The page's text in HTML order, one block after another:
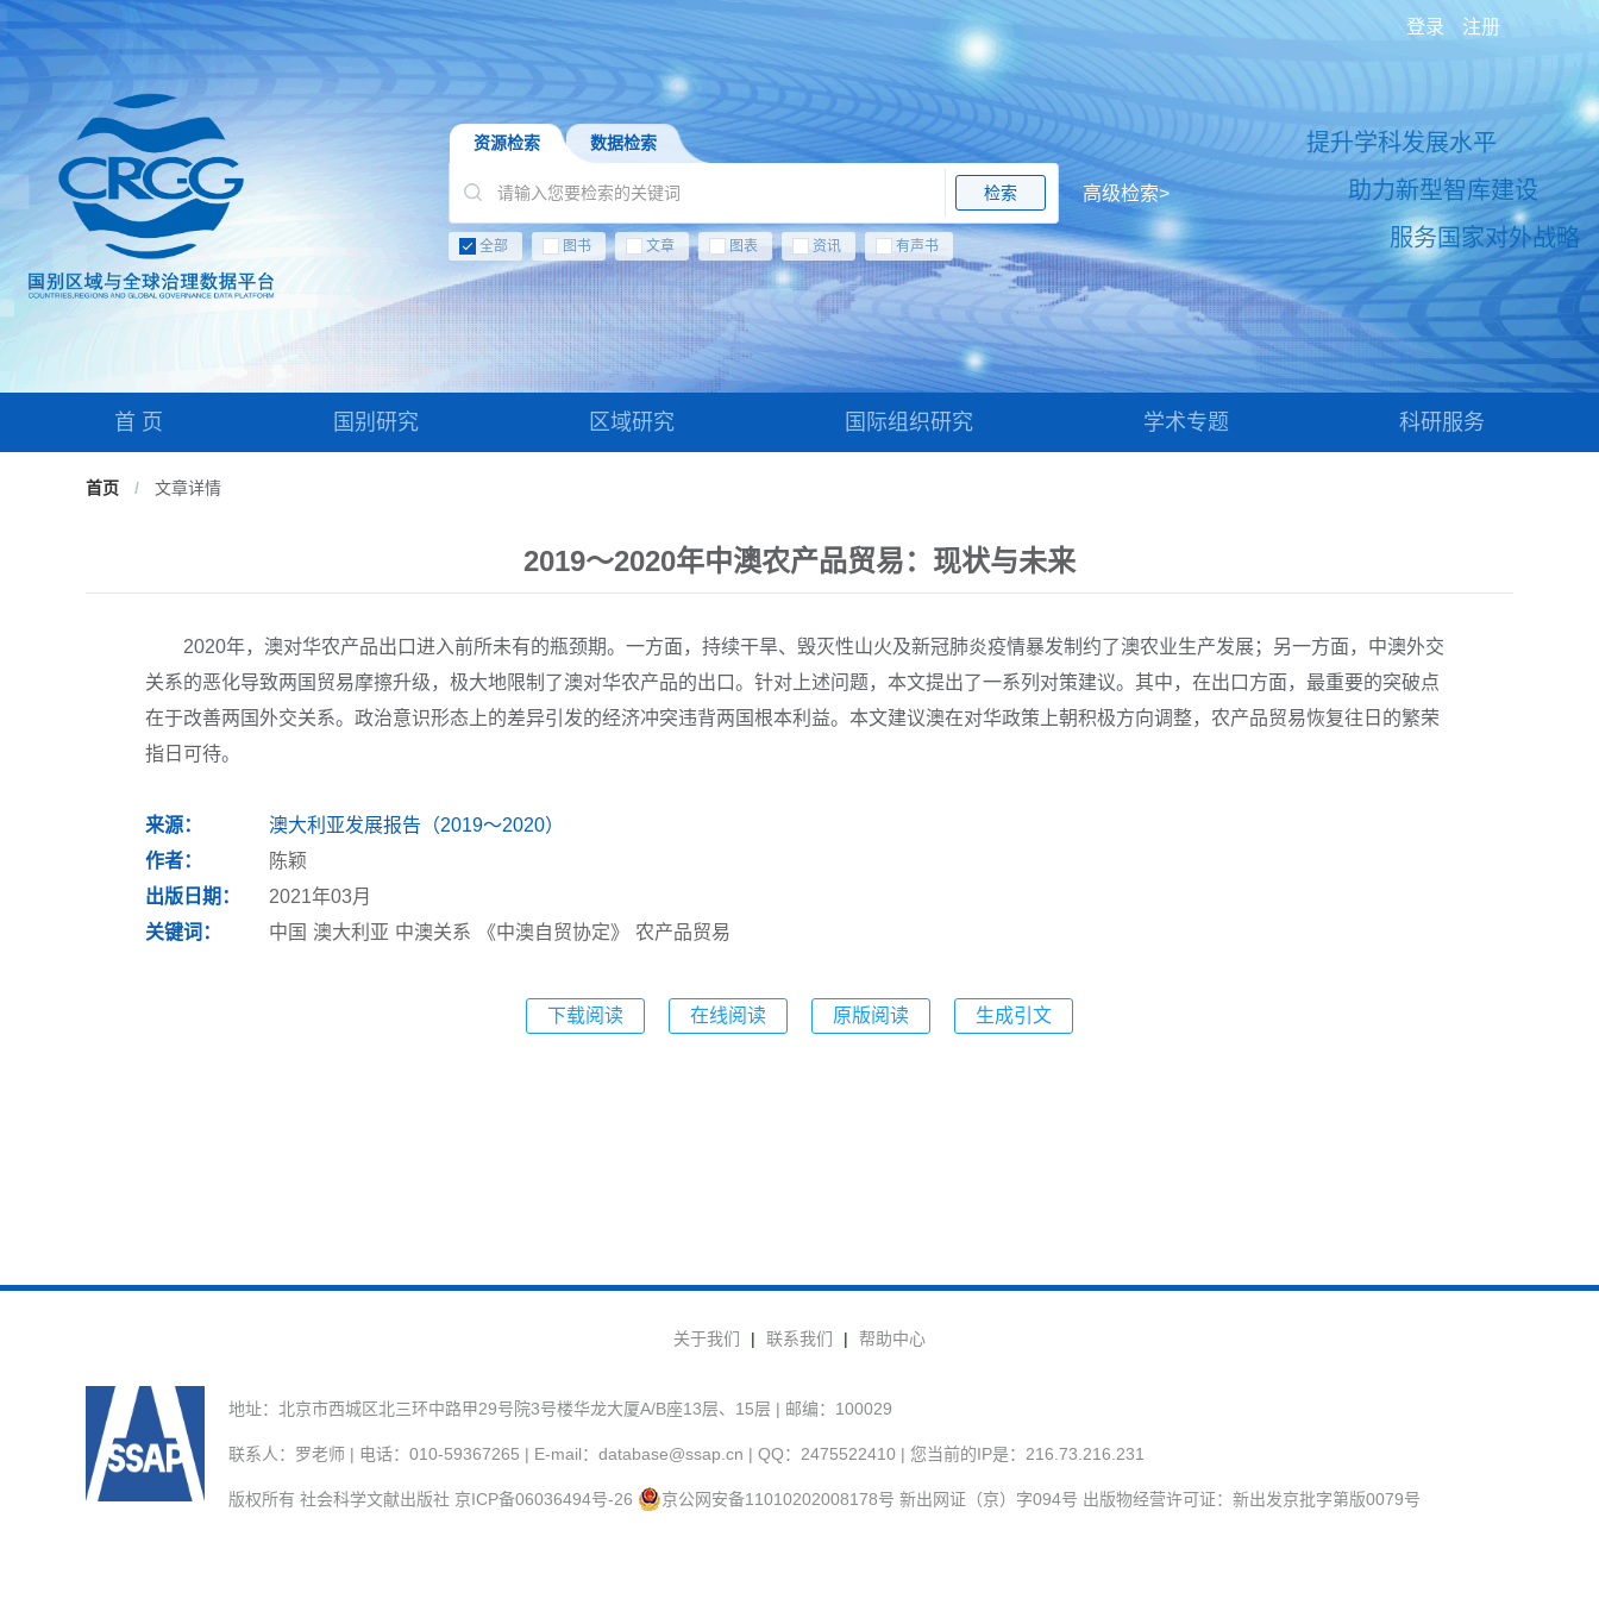
资源检索 数据检索
检索 高级检索>
全部 图书 文章 图表 资讯 有声书
提升学科发展水平
助力新型智库建设
服务国家对外战略
登录 注册
首 页 国别研究 区域研究 国际组织研究 学术专题 科研服务
首页 / 文章详情
2019～2020年中澳农产品贸易：现状与未来
2020年，澳对华农产品出口进入前所未有的瓶颈期。一方面，持续干旱、毁灭性山火及新冠肺炎疫情暴发制约了澳农业生产发展；另一方面，中澳外交
关系的恶化导致两国贸易摩擦升级，极大地限制了澳对华农产品的出口。针对上述问题，本文提出了一系列对策建议。其中，在出口方面，最重要的突破点
在于改善两国外交关系。政治意识形态上的差异引发的经济冲突违背两国根本利益。本文建议澳在对华政策上朝积极方向调整，农产品贸易恢复往日的繁荣
指日可待。
来源：
澳大利亚发展报告（2019～2020）
作者：
陈颖
出版日期：
2021年03月
关键词：
中国 澳大利亚 中澳关系 《中澳自贸协定》 农产品贸易
下载阅读 在线阅读 原版阅读 生成引文
关于我们 | 联系我们 | 帮助中心
地址：北京市西城区北三环中路甲29号院3号楼华龙大厦A/B座13层、15层 | 邮编：100029
联系人：罗老师 | 电话：010-59367265 | E-mail：database@ssap.cn | QQ：2475522410 | 您当前的IP是： 216.73.216.231
版权所有 社会科学文献出版社 京ICP备06036494号-26 京公网安备11010202008178号 新出网证（京）字094号 出版物经营许可证：新出发京批字第版0079号